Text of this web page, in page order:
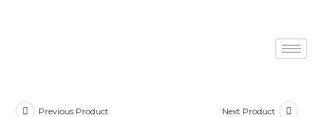
Previous Product Next Product